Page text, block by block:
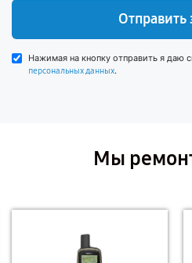
Отправить
Нажимая на кнопку отправить я даю
персональных данных.
Мы